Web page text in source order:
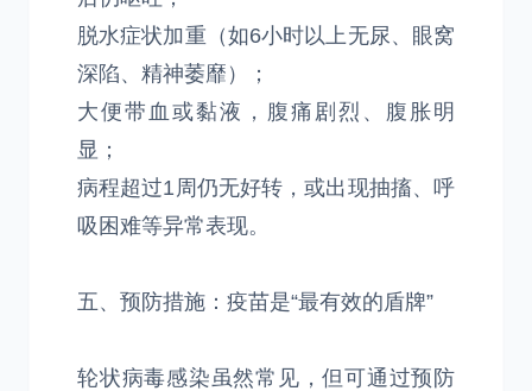
脱水症状加重（如6小时以上无尿、眼窝
深陷、精神萎靡）；
大便带血或黏液，腹痛剧烈、腹胀明
显；
病程超过1周仍无好转，或出现抽搐、呼
吸困难等异常表现。
五、预防措施：疫苗是“最有效的盾牌”
轮状病毒感染虽然常见，但可通过预防